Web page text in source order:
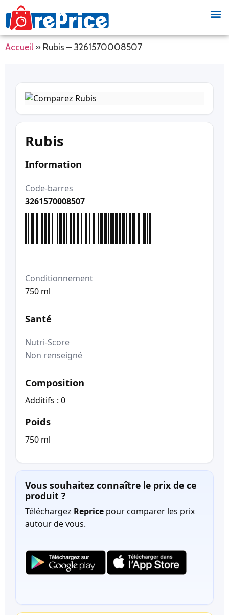
Accueil » Rubis – 3261570008507
Rubis
Information
Code-barres
3261570008507
Conditionnement
750 ml
Santé
Nutri-Score
Non renseigné
Composition
Additifs : 0
Poids
750 ml
Vous souhaitez connaître le prix de ce
produit ?
Téléchargez Reprice pour comparer les prix
autour de vous.